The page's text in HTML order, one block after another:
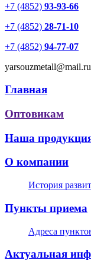
+7 (4852) 93-93-66
+7 (4852) 28-71-10
+7 (4852) 94-77-07
yarsouzmetall@mail.ru
Главная
Оптовикам
Наша
О компании
История
Пункты приема
Адреса
Актуальная